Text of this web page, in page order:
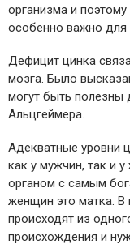
организма и
особенно важно для
Дефицит цинка
мозга. Было
могут быть полезны
Альцгеймера.
Адекватные уровни
как у мужчин, так и
органом с самым
женщин это матка. В
происходят из
происхождения и